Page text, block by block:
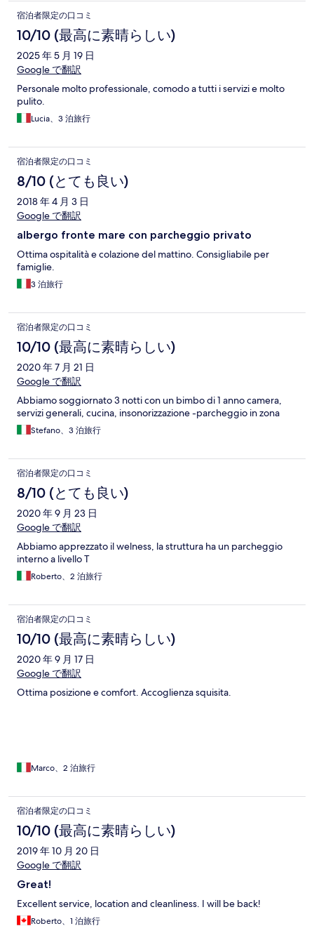
宿泊者限定の口コミ
10/10 (最高に素晴らしい)
2025 年 5 月 19 日
Google で翻訳
Personale molto professionale, comodo a tutti i servizi e molto
pulito.
Lucia、3 泊旅行
宿泊者限定の口コミ
8/10 (とても良い)
2018 年 4 月 3 日
Google で翻訳
albergo fronte mare con parcheggio privato
Ottima ospitalità e colazione del mattino. Consigliabile per
famiglie.
3 泊旅行
宿泊者限定の口コミ
10/10 (最高に素晴らしい)
2020 年 7 月 21 日
Google で翻訳
Abbiamo soggiornato 3 notti con un bimbo di 1 anno camera,
servizi generali, cucina, insonorizzazione -parcheggio in zona
Stefano、3 泊旅行
宿泊者限定の口コミ
8/10 (とても良い)
2020 年 9 月 23 日
Google で翻訳
Abbiamo apprezzato il welness, la struttura ha un parcheggio
interno a livello T
Roberto、2 泊旅行
宿泊者限定の口コミ
10/10 (最高に素晴らしい)
2020 年 9 月 17 日
Google で翻訳
Ottima posizione e comfort. Accoglienza squisita.
Marco、2 泊旅行
宿泊者限定の口コミ
10/10 (最高に素晴らしい)
2019 年 10 月 20 日
Google で翻訳
Great!
Excellent service, location and cleanliness. I will be back!
Roberto、1 泊旅行